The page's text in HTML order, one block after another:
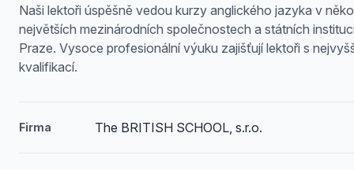
Naši lektoři úspěšně vedou kurzy anglického jazyka v
největších mezinárodních společnostech a státních
Praze. Vysoce profesionální výuku zajišťují lektoři s
kvalifikací.
Firma The BRITISH SCHOOL, s.r.o.